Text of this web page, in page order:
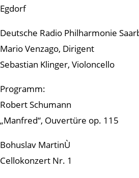
Egdorf
Deutsche Radio Philharmonie
Mario Venzago, Dirigent
Sebastian Klinger, Violoncello
Programm:
Robert Schumann
„Manfred“, Ouvertüre op. 115
Bohuslav MartinÙ
Cellokonzert Nr. 1